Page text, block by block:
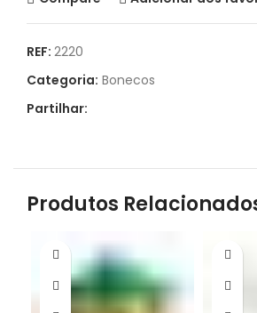
REF: 2220
Categoria: Bonecos
Partilhar:
Produtos